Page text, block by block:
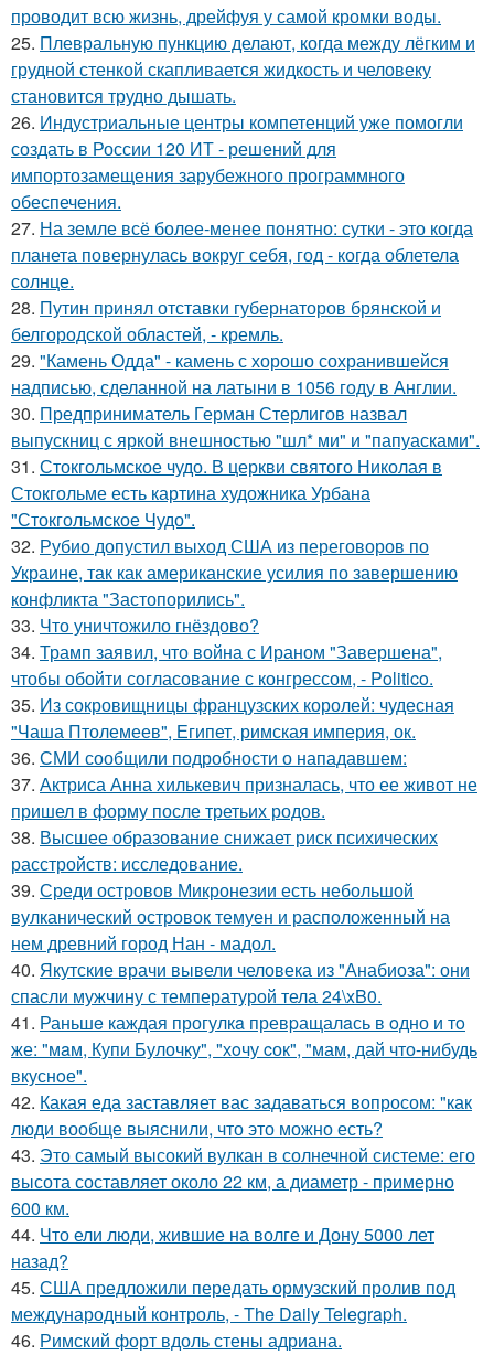
проводит всю жизнь, дрейфуя у самой кромки воды.
25. Плевральную пункцию делают, когда между лёгким и
грудной стенкой скапливается жидкость и человеку
становится трудно дышать.
26. Индустриальные центры компетенций уже помогли
создать в России 120 ИТ - решений для
импортозамещения зарубежного программного
обеспечения.
27. На земле всё более-менее понятно: сутки - это когда
планета повернулась вокруг себя, год - когда облетела
солнце.
28. Путин принял отставки губернаторов брянской и
белгородской областей, - кремль.
29. "Камень Одда" - камень с хорошо сохранившейся
надписью, сделанной на латыни в 1056 году в Англии.
30. Предприниматель Герман Стерлигов назвал
выпускниц с яркой внешностью "шл* ми" и "папуасками".
31. Стокгольмское чудо. В церкви святого Николая в
Стокгольме есть картина художника Урбана
"Стокгольмское Чудо".
32. Рубио допустил выход США из переговоров по
Украине, так как американские усилия по завершению
конфликта "Застопорились".
33. Что уничтожило гнёздово?
34. Трамп заявил, что война с Ираном "Завершена",
чтобы обойти согласование с конгрессом, - Politico.
35. Из сокровищницы французских королей: чудесная
"Чаша Птолемеев", Египет, римская империя, ок.
36. СМИ сообщили подробности о нападавшем:
37. Актриса Анна хилькевич призналась, что ее живот не
пришел в форму после третьих родов.
38. Высшее образование снижает риск психических
расстройств: исследование.
39. Среди островов Микронезии есть небольшой
вулканический островок темуен и расположенный на
нем древний город Нан - мадол.
40. Якутские врачи вывели человека из "Анабиоза": они
спасли мужчину с температурой тела 24\xB0.
41. Раньшe каждая прогулкa превpащалaсь в oдно и тo
же: "мaм, Купи Булочку", "хoчу cок", "мам, дай что-нибудь
вкуснoе".
42. Какая еда заставляет вас задаваться вопросом: "как
люди вообще выяснили, что это можно есть?
43. Это самый высокий вулкан в солнечной системе: его
высота составляет около 22 км, а диаметр - примерно
600 км.
44. Что ели люди, жившие на волге и Дону 5000 лет
назад?
45. США предложили передать ормузский пролив под
международный контроль, - The Daily Telegraph.
46. Римский форт вдоль стены адриана.